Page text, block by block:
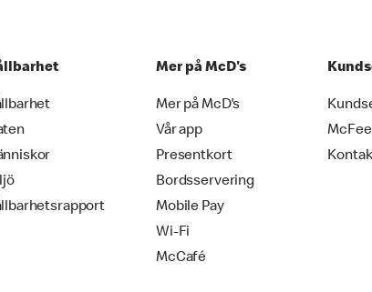
Mer på McD's
Mer på McD's
Vår app
Presentkort
Bordsservering
Mobile Pay
Wi-Fi
McCafé